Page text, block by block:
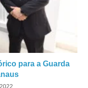
para a Guarda